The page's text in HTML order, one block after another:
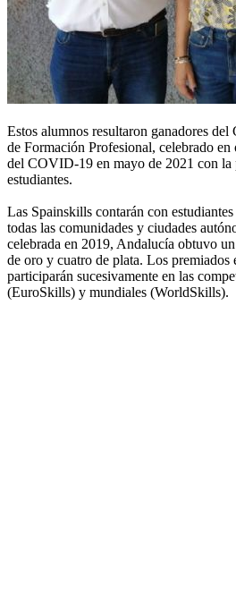
Estos alumnos resultaron ganadores
de Formación Profesional, celebrado
del COVID-19 en mayo de 2021 con la
estudiantes.
Las Spainskills contarán con estudiantes
todas las comunidades y ciudades
celebrada en 2019, Andalucía obtuvo
de oro y cuatro de plata. Los premiados
participarán sucesivamente en las
(EuroSkills) y mundiales (WorldSkills).